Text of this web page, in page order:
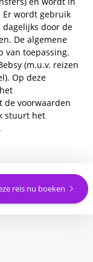
Er wordt gebruik
dagelijks door de
De algemene
van toepassing.
(m.u.v. reizen
Op deze
de voorwaarden
stuurt het
reis nu boeken